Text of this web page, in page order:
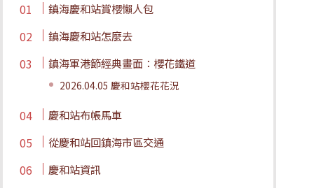
鎮海慶和站賞櫻懶人包
鎮海慶和站怎麼去
鎮海軍港節經典畫面：櫻花鐵道
2026.04.05 慶和站櫻花花況
慶和站布帳馬車
從慶和站回鎮海市區交通
慶和站資訊